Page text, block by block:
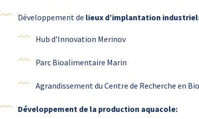
Développement de lieux d’implantation
Hub d’Innovation Merinov
Parc Bioalimentaire Marin
Agrandissement du Centre de Recherche en
Développement de la production aquacole: